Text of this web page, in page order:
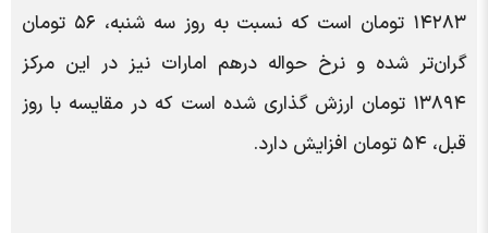
۱۴۲۸۳ تومان است که نسبت به روز سه شنبه، ۵۶ تومان
گران‌تر شده و نرخ حواله درهم امارات نیز در این مرکز
۱۳۸۹۴ تومان ارزش گذاری شده است که در مقایسه با روز
قبل، ۵۴ تومان افزایش دارد.